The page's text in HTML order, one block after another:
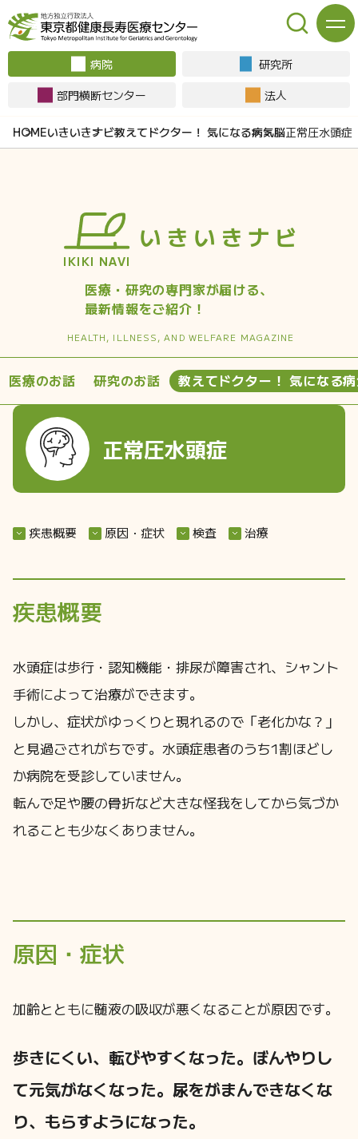
病院
研究所
部門横断センター
法人
いきいきナビ教えてドクター！ 気になる病気脳正常圧水頭症
IKIKI NAVI
いきいきナビ
医療・研究の専門家が届ける、
最新情報をご紹介！
HEALTH, ILLNESS, AND WELFARE MAGAZINE
医療のお話 研究のお話 教えてドクター！ 気になる
正常圧水頭症
疾患概要 原因・症状 検査 治療
疾患概要
水頭症は歩行・認知機能・排尿が障害され、シャント
手術によって治療ができます。
しかし、症状がゆっくりと現れるので「老化かな？」
と見過ごされがちです。水頭症患者のうち1割ほどし
か病院を受診していません。
転んで足や腰の骨折など大きな怪我をしてから気づか
れることも少なくありません。
原因・症状
加齢とともに髄液の吸収が悪くなることが原因です。
歩きにくい、転びやすくなった。 ぼんやりし
て元気がなくなった。 尿をがまんできなくな
り、もらすようになった。